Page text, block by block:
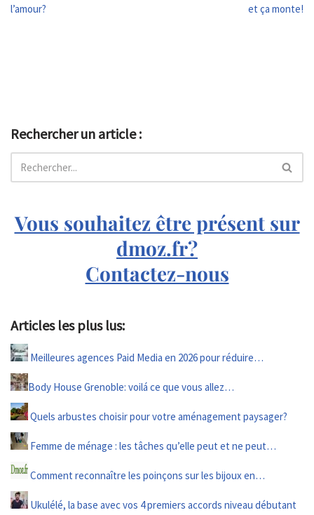
l’amour​?
et ça monte!
Rechercher un article :
Vous souhaitez être présent sur
dmoz.fr?
Contactez-nous
Articles les plus lus:
Meilleures agences Paid Media en 2026 pour réduire…
Body House Grenoble: voilá ce que vous allez…
Quels arbustes choisir pour votre aménagement paysager?
Femme de ménage : les tâches qu’elle peut et ne peut…
Comment reconnaître les poinçons sur les bijoux en…
Ukulélé, la base avec vos 4 premiers accords niveau débutant